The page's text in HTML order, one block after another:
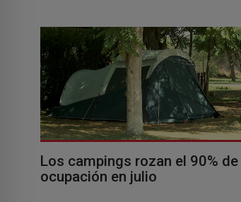
Los campings rozan el 90% de
ocupación en julio